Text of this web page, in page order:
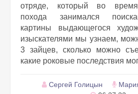
отряде, который во время
похода занимался
картины выдающегося
изыскателями мы узнаем,
3 зайцев, сколько можно
какие роковые последствия
Сергей Голицын